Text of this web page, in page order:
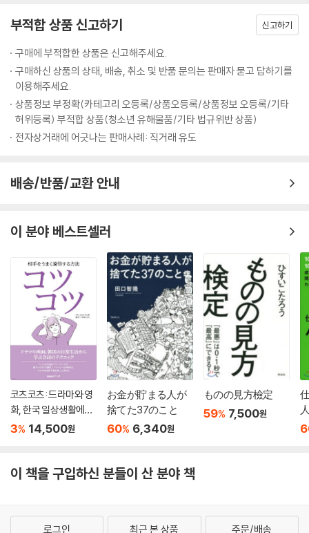
부적합 상품 신고하기 신고하기
구매에 부적합한 상품은 신고해주세요.
구매하신 상품의 상태, 배송, 취소 및 반품 문의는 판매자 묻고 답하기를
이용해주세요.
상품정보 부정확(카테고리 오등록/상품오등록/상품정보 오등록/기타
허위등록) 부적합 상품(청소년 유해물품/기타 법규위반 상품)
전자상거래에 어긋나는 판매사례: 직거래 유도
배송/반품/교환 안내
이 분야 베스트셀러
코츠코츠: 드라마와 영
화, 한국 일상생활에서
배우는 회화의 테크닉
3% 14,500원
お金が貯まる人が
捨てた37のこと
60% 6,340원
ものの見方檢定
59% 7,500원
이 책을 구입하신 분들이 산 분야 책
로그인 최근 본 상품 주문/배송